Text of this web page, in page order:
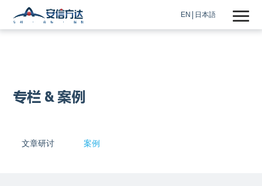
EN 日本語
专栏 & 案例
文章研讨 案例